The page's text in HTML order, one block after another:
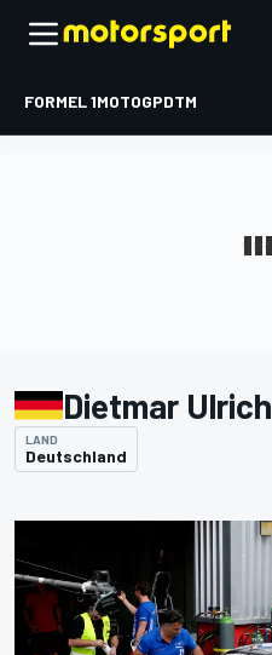
FORMEL 1MOTOGPDTM
Dietmar Ulrich
LAND
Deutschland